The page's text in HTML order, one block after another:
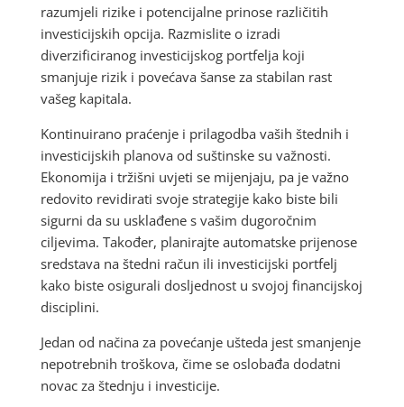
razumjeli rizike i potencijalne prinose različitih
investicijskih opcija. Razmislite o izradi
diverzificiranog investicijskog portfelja koji
smanjuje rizik i povećava šanse za stabilan rast
vašeg kapitala.
Kontinuirano praćenje i prilagodba vaših štednih i
investicijskih planova od suštinske su važnosti.
Ekonomija i tržišni uvjeti se mijenjaju, pa je važno
redovito revidirati svoje strategije kako biste bili
sigurni da su usklađene s vašim dugoročnim
ciljevima. Također, planirajte automatske prijenose
sredstava na štedni račun ili investicijski portfelj
kako biste osigurali dosljednost u svojoj financijskoj
disciplini.
Jedan od načina za povećanje ušteda jest smanjenje
nepotrebnih troškova, čime se oslobađa dodatni
novac za štednju i investicije.